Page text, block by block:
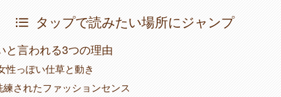
タップで読みたい場所にジャンプ
と言われる3つの理由
っぽい仕草と動き
されたファッションセンス